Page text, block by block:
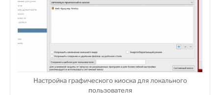
Настройка графического киоска для локального
пользователя